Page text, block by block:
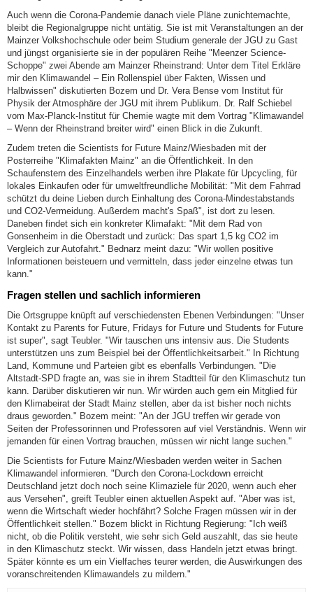
Auch wenn die Corona-Pandemie danach viele Pläne zunichtemachte,
bleibt die Regionalgruppe nicht untätig. Sie ist mit Veranstaltungen an der
Mainzer Volkshochschule oder beim Studium generale der JGU zu Gast
und jüngst organisierte sie in der populären Reihe "Meenzer Science-
Schoppe" zwei Abende am Mainzer Rheinstrand: Unter dem Titel Erkläre
mir den Klimawandel – Ein Rollenspiel über Fakten, Wissen und
Halbwissen" diskutierten Bozem und Dr. Vera Bense vom Institut für
Physik der Atmosphäre der JGU mit ihrem Publikum. Dr. Ralf Schiebel
vom Max-Planck-Institut für Chemie wagte mit dem Vortrag "Klimawandel
– Wenn der Rheinstrand breiter wird" einen Blick in die Zukunft.
Zudem treten die Scientists for Future Mainz/Wiesbaden mit der
Posterreihe "Klimafakten Mainz" an die Öffentlichkeit. In den
Schaufenstern des Einzelhandels werben ihre Plakate für Upcycling, für
lokales Einkaufen oder für umweltfreundliche Mobilität: "Mit dem Fahrrad
schützt du deine Lieben durch Einhaltung des Corona-Mindestabstands
und CO2-Vermeidung. Außerdem macht's Spaß", ist dort zu lesen.
Daneben findet sich ein konkreter Klimafakt: "Mit dem Rad von
Gonsenheim in die Oberstadt und zurück: Das spart 1,5 kg CO2 im
Vergleich zur Autofahrt." Bednarz meint dazu: "Wir wollen positive
Informationen beisteuern und vermitteln, dass jeder einzelne etwas tun
kann."
Fragen stellen und sachlich informieren
Die Ortsgruppe knüpft auf verschiedensten Ebenen Verbindungen: "Unser
Kontakt zu Parents for Future, Fridays for Future und Students for Future
ist super", sagt Teubler. "Wir tauschen uns intensiv aus. Die Students
unterstützen uns zum Beispiel bei der Öffentlichkeitsarbeit." In Richtung
Land, Kommune und Parteien gibt es ebenfalls Verbindungen. "Die
Altstadt-SPD fragte an, was sie in ihrem Stadtteil für den Klimaschutz tun
kann. Darüber diskutieren wir nun. Wir würden auch gern ein Mitglied für
den Klimabeirat der Stadt Mainz stellen, aber da ist bisher noch nichts
draus geworden." Bozem meint: "An der JGU treffen wir gerade von
Seiten der Professorinnen und Professoren auf viel Verständnis. Wenn wir
jemanden für einen Vortrag brauchen, müssen wir nicht lange suchen."
Die Scientists for Future Mainz/Wiesbaden werden weiter in Sachen
Klimawandel informieren. "Durch den Corona-Lockdown erreicht
Deutschland jetzt doch noch seine Klimaziele für 2020, wenn auch eher
aus Versehen", greift Teubler einen aktuellen Aspekt auf. "Aber was ist,
wenn die Wirtschaft wieder hochfährt? Solche Fragen müssen wir in der
Öffentlichkeit stellen." Bozem blickt in Richtung Regierung: "Ich weiß
nicht, ob die Politik versteht, wie sehr sich Geld auszahlt, das sie heute
in den Klimaschutz steckt. Wir wissen, dass Handeln jetzt etwas bringt.
Später könnte es um ein Vielfaches teurer werden, die Auswirkungen des
voranschreitenden Klimawandels zu mildern."